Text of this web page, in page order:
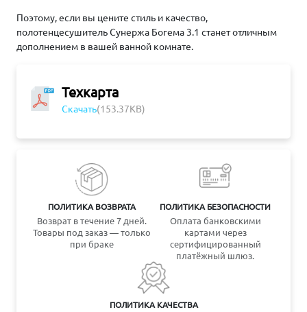
Техкарта
Скачать(153.37KB)
ПОЛИТИКА ВОЗВРАТА
Возврат в течение 7 дней.
Товары под заказ — только
при браке
ПОЛИТИКА БЕЗОПАСНОСТИ
Оплата банковскими
картами через
сертифицированный
платёжный шлюз.
ПОЛИТИКА КАЧЕСТВА
Поэтому, если вы цените стиль и качество,
полотенцесушитель Сунержа Богема 3.1 станет отличным
дополнением в вашей ванной комнате.